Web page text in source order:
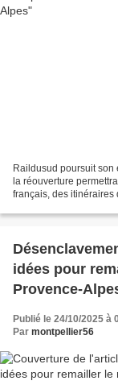
Raildusud poursuit
la réouverture
français, des itinéraires
idées pour
Provence-
Publié le 24/10/2025 à
Par montpellier56